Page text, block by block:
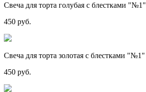
Свеча для торта голубая с блестками "№1"
450 руб.
Свеча для торта золотая с блестками "№1"
450 руб.